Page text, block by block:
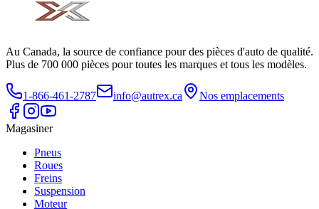
Au Canada, la source de confiance pour des pièces d'auto de qualité.
Plus de 700 000 pièces pour toutes les marques et tous les modèles.
1-866-461-2787 info@autrex.ca Nos emplacements
Magasiner
Pneus
Roues
Freins
Suspension
Moteur